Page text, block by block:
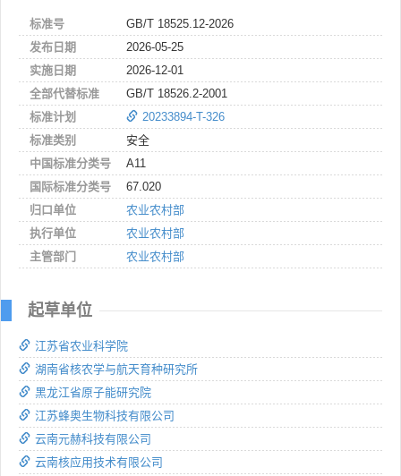
标准号
GB/T 18525.12-2026
发布日期
2026-05-25
实施日期
2026-12-01
全部代替标准
GB/T 18526.2-2001
标准计划
20233894-T-326
标准类别
安全
中国标准分类号
A11
国际标准分类号
67.020
归口单位
农业农村部
执行单位
农业农村部
主管部门
农业农村部
起草单位
江苏省农业科学院
湖南省核农学与航天育种研究所
黑龙江省原子能研究院
江苏蜂奥生物科技有限公司
云南元赫科技有限公司
云南核应用技术有限公司